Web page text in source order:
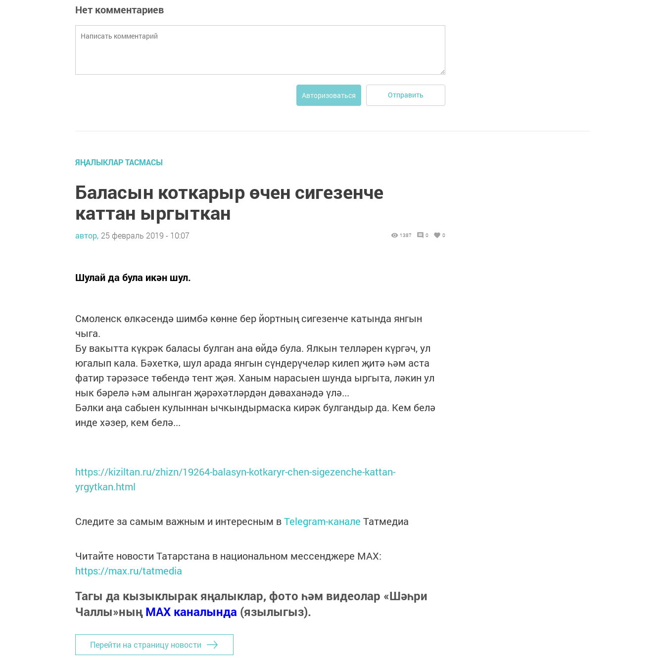
Нет комментариев
Авторизоваться Отправить
ЯҢАЛЫКЛАР ТАСМАСЫ
Баласын коткарыр өчен сигезенче
каттан ыргыткан
автор, 25 февраль 2019 - 10:07 1387 0 0
Шулай да була икән шул.
Смоленск өлкәсендә шимбә көнне бер йортның сигезенче катында янгын
чыга.
Бу вакытта күкрәк баласы булган ана өйдә була. Ялкын телләрен күргәч, ул
югалып кала. Бәхеткә, шул арада янгын сүндерүчеләр килеп җитә һәм аста
фатир тәрәзәсе төбендә тент җәя. Ханым нарасыен шунда ыргыта, ләкин ул
нык бәрелә һәм алынган җәрәхәтләрдән дәваханәдә үлә...
Бәлки аңа сабыен кулыннан ычкындырмаска кирәк булгандыр да. Кем белә
инде хәзер, кем белә...
https://kiziltan.ru/zhizn/19264-balasyn-kotkaryr-chen-sigezenche-kattan-
yrgytkan.html
Следите за самым важным и интересным вTelegram-канале Татмедиа
Читайте новости Татарстана в национальном мессенджере MАХ:
https://max.ru/tatmedia
Тагы да кызыклырак яңалыклар, фото һәм видеолар «Шәһри
Чаллы»ныңMAX каналында (язылыгыз).
Перейти на страницу новости